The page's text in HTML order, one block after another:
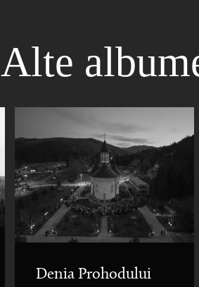
Alte
Denia Prohodului